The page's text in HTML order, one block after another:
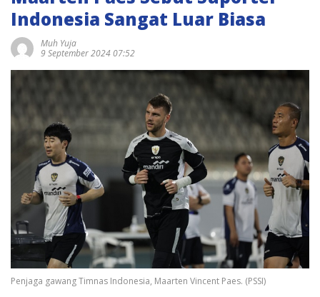
Indonesia Sangat Luar Biasa
Muh Yuja
9 September 2024 07:52
Penjaga gawang Timnas Indonesia, Maarten Vincent Paes. (PSSI)